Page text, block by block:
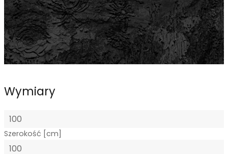
Wymiary
Szerokość [cm]